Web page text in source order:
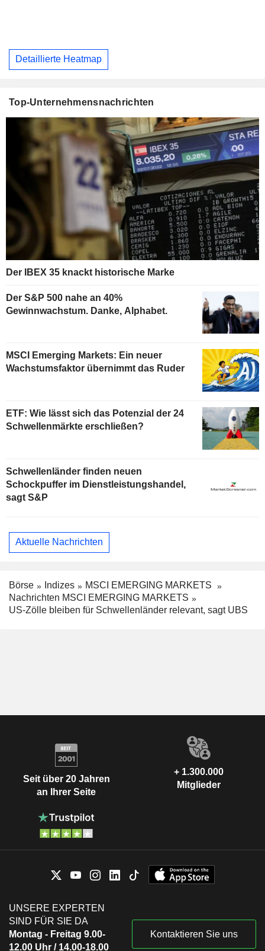
Detaillierte Heatmap
Top-Unternehmensnachrichten
Der IBEX 35 knackt historische Marke
Der S&P 500 nahe an 40%
Gewinnwachstum. Danke, Alphabet.
MSCI Emerging Markets: Ein neuer
Wachstumsfaktor übernimmt das Ruder
ETF: Wie lässt sich das Potenzial der 24
Schwellenmärkte erschließen?
Schwellenländer finden neuen
Schockpuffer im Dienstleistungshandel,
sagt S&P
Aktuelle Nachrichten
Börse Indizes
MSCI EMERGING MARKETS
Nachrichten MSCI EMERGING MARKETS
US-Zölle bleiben für Schwellenländer relevant, sagt UBS
Seit über 20 Jahren
an Ihrer Seite
+ 1.300.000
Mitglieder
UNSERE EXPERTEN
SIND FÜR SIE DA
Montag - Freitag 9.00-
12.00 Uhr / 14.00-18.00
Kontaktieren Sie uns